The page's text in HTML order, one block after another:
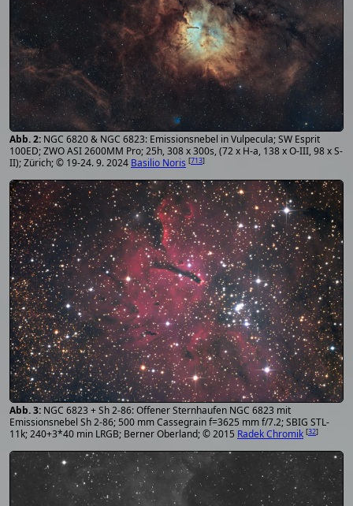
NGC 6820 & NGC 6823: Emissionsnebel in Vulpecula; SW Esprit
100ED; ZWO ASI 2600MM Pro; 25h, 308 x 300s, (72 x H-a, 138 x O-III, 98 x S-
II); Zürich; © 19-24. 9. 2024 Basilio Noris [713]
NGC 6823 + Sh 2-86: Offener Sternhaufen NGC 6823 mit
Emissionsnebel Sh 2-86; 500 mm Cassegrain f=3625 mm f/7.2; SBIG STL-
11k; 240+3*40 min LRGB; Berner Oberland; © 2015 Radek Chromik [32]